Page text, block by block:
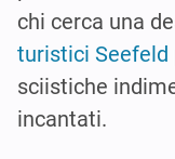
chi cerca una
turistici Seefeld
sciistiche
incantati.